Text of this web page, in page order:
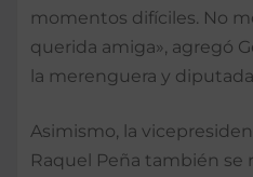
momentos difíciles. No
querida amiga», agregó
la merenguera y
Asimismo, la
Raquel Peña también se